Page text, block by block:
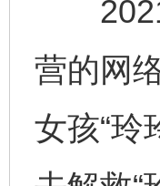
2021
营的网
女孩“玲